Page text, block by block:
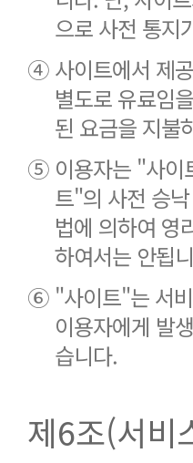
으로 사전 통지
④ 사이트에서 제
별도로 유료임
된 요금을 지불
⑤ 이용자는 "사
트"의 사전 승
법에 의하여 영
하여서는 안됩
⑥ "사이트"는 서
이용자에게 발
습니다.
제6조(서비